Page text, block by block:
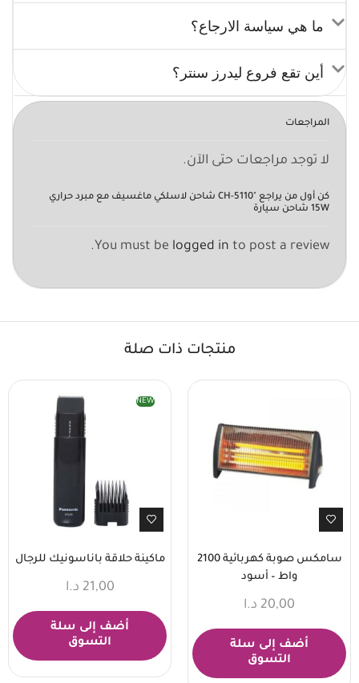
ما هي سياسة الارجاع؟
أين تقع فروع ليدرز سنتر؟
المراجعات
لا توجد مراجعات حتى الآن.
كن أول من يراجع "CH-5110 شاحن لاسلكي ماغسيف مع مبرد حراري
15W شاحن سيارة
You must be logged in to post a review.
منتجات ذات صلة
سامكس صوبة كهربائية 2100
واط – أسود
20,00 د.ا
أضف إلى سلة
التسوق
NEW
ماكينة حلاقة باناسونيك للرجال
21,00 د.ا
أضف إلى سلة
التسوق